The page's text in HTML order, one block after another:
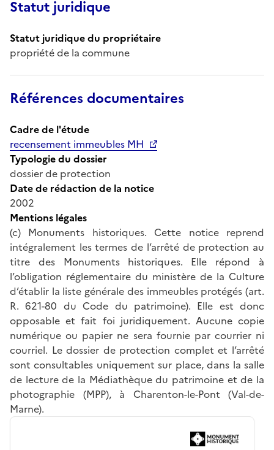
Statut juridique
Statut juridique du propriétaire
propriété de la commune
Références documentaires
Cadre de l'étude
recensement immeubles MH
Typologie du dossier
dossier de protection
Date de rédaction de la notice
2002
Mentions légales
(c) Monuments historiques. Cette notice reprend
intégralement les termes de l’arrêté de protection au
titre des Monuments historiques. Elle répond à
l’obligation réglementaire du ministère de la Culture
d’établir la liste générale des immeubles protégés (art.
R. 621-80 du Code du patrimoine). Elle est donc
opposable et fait foi juridiquement. Aucune copie
numérique ou papier ne sera fournie par courrier ni
courriel. Le dossier de protection complet et l’arrêté
sont consultables uniquement sur place, dans la salle
de lecture de la Médiathèque du patrimoine et de la
photographie (MPP), à Charenton-le-Pont (Val-de-
Marne).